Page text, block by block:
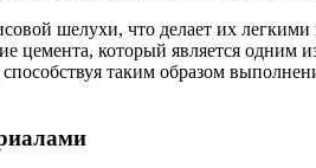
шелухи, что делает их
цемента, который является
таким образом